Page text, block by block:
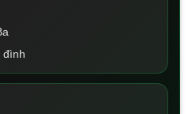
đình